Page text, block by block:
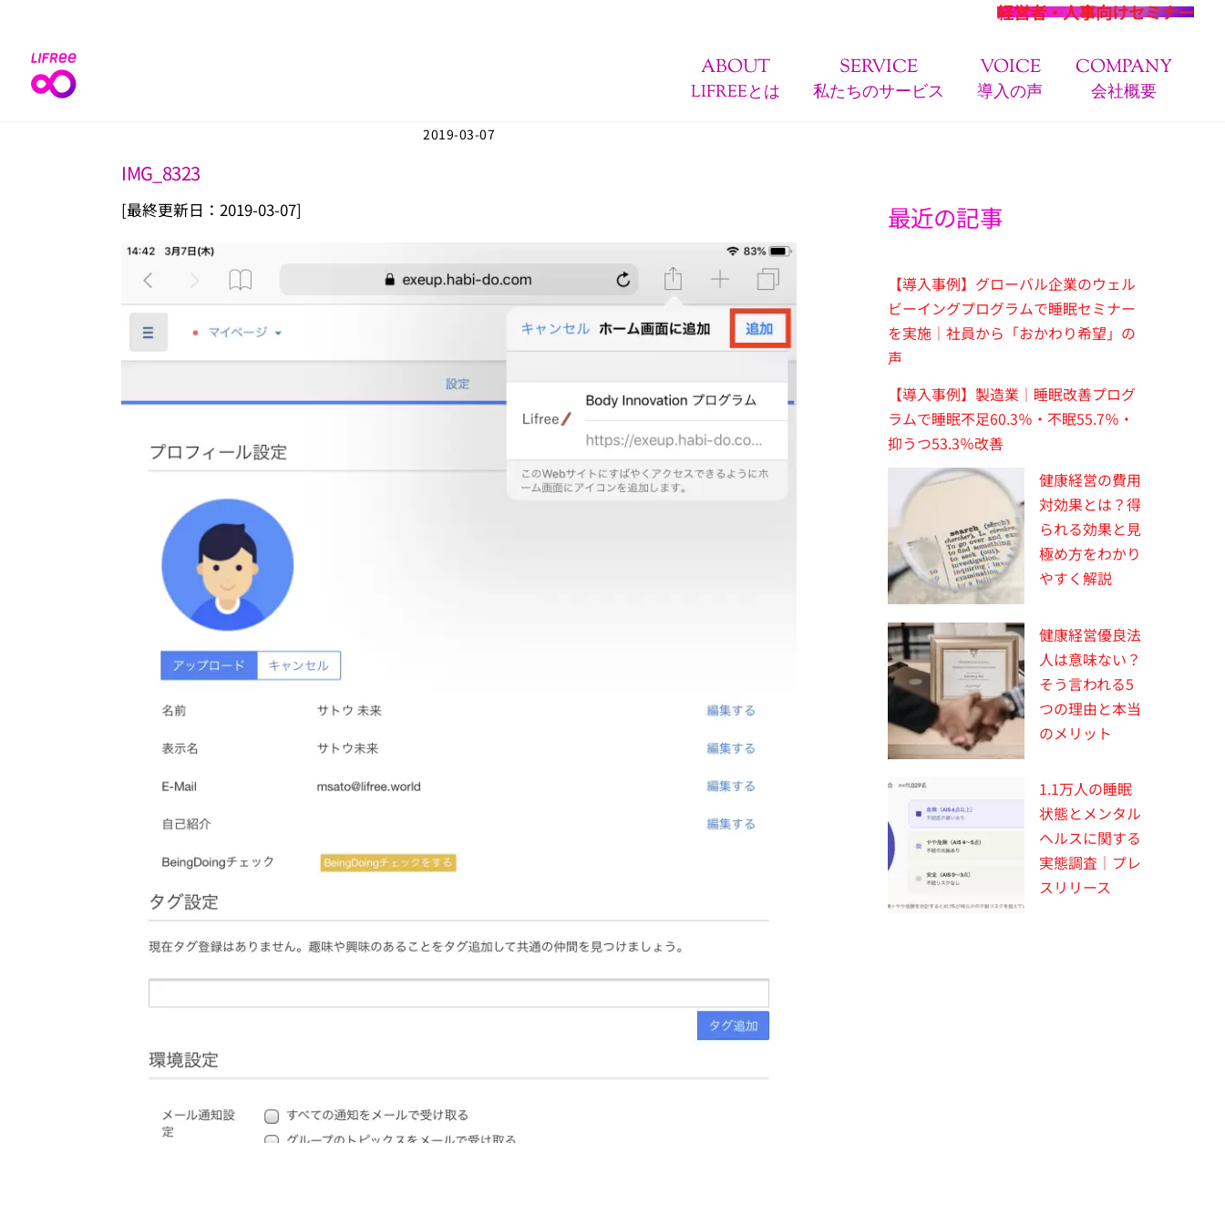
content
経営者・人事向けセミナー
ABOUT
LIFREEとは
SERVICE
私たちのサービス
VOICE
導入の声
COMPANY
会社概要
2019-03-07
IMG_8323
[最終更新日：2019-03-07] 最近の記事
【導入事例】グローバル企業のウェル
ビーイングプログラムで睡眠セミナー
を実施｜社員から「おかわり希望」の
声
【導入事例】製造業｜睡眠改善プログ
ラムで睡眠不足60.3％・不眠55.7％・
抑うつ53.3％改善
健康経営の費用
対効果とは？得
られる効果と見
極め方をわかり
やすく解説
健康経営優良法
人は意味ない？
そう言われる5
つの理由と本当
のメリット
1.1万人の睡眠
状態とメンタル
ヘルスに関する
実態調査｜プレ
スリリース